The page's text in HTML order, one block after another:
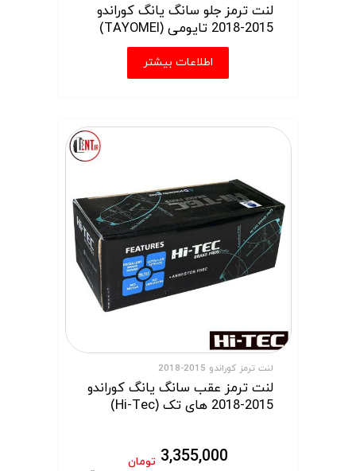
لنت ترمز جلو سانگ یانگ کوراندو
2015-2018 تایومی (TAYOMEI)
اطلاعات بیشتر
لنت ترمز کوراندو 2015-2018
لنت ترمز عقب سانگ یانگ کوراندو
2015-2018 های تک (Hi-Tec)
3,355,000 تومان